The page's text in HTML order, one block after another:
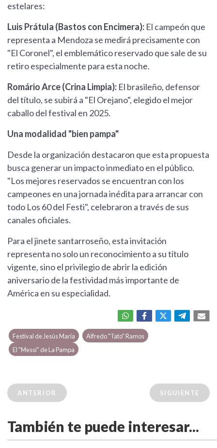
estelares:
Luis Prátula (Bastos con Encimera): El campeón que
representa a Mendoza se medirá precisamente con
"El Coronel", el emblemático reservado que sale de su
retiro especialmente para esta noche.
Romário Arce (Crina Limpia): El brasileño, defensor
del título, se subirá a "El Orejano", elegido el mejor
caballo del festival en 2025.
Una modalidad "bien pampa"
Desde la organización destacaron que esta propuesta
busca generar un impacto inmediato en el público.
"Los mejores reservados se encuentran con los
campeones en una jornada inédita para arrancar con
todo Los 60 del Festi", celebraron a través de sus
canales oficiales.
Para el jinete santarroseño, esta invitación
representa no solo un reconocimiento a su título
vigente, sino el privilegio de abrir la edición
aniversario de la festividad más importante de
América en su especialidad.
Festival de Jesús María
Alfredo "Tato" Ramos
El "Messi" de La Pampa
ANTERIOR SIGUIENTE
También te puede interesar...